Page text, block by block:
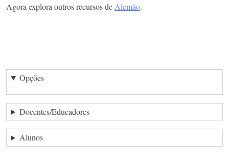
Agora explora outros recursos de Alemão.
Opções
Docentes/Educadores
Alunos